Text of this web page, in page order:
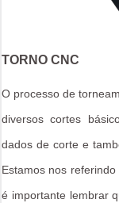
TORNO CNC
O processo de
diversos cortes
dados de corte e
Estamos nos
é importante lembrar